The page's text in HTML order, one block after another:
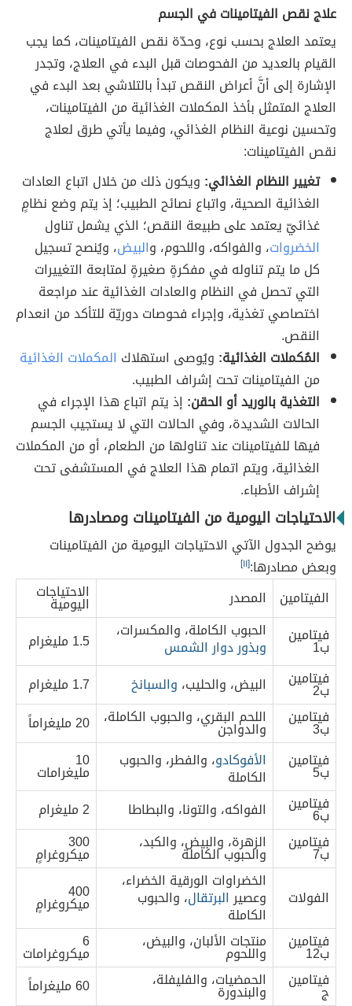
علاج نقص الفيتامينات في الجسم
يعتمد العلاج بحسب نوع، وحدّة نقص الفيتامينات، كما يجب
القيام بالعديد من الفحوصات قبل البدء في العلاج، وتجدر
الإشارة إلى أنَّ أعراض النقص تبدأ بالتلاشي بعد البدء في
العلاج المتمثل بأخذ المكملات الغذائية من الفيتامينات،
وتحسين نوعية النظام الغذائي، وفيما يأتي طرق لعلاج
نقص الفيتامينات:
تغيير النظام الغذائي: ويكون ذلك من خلال اتباع العادات
الغذائية الصحية، واتباع نصائح الطبيب؛ إذ يتم وضع نظامٍ
غذائيّ يعتمد على طبيعة النقص؛ الذي يشمل تناول
الخضروات، والفواكه، واللحوم، والبيض، ويُنصح تسجيل
كل ما يتم تناوله في مفكرةٍ صغيرةٍ لمتابعة التغييرات
التي تحصل في النظام والعادات الغذائية عند مراجعة
اختصاصي تغذية، وإجراء فحوصات دوريّة للتأكد من انعدام
النقص.
المُكملات الغذائية: ويُوصى استهلاك المكملات الغذائية
من الفيتامينات تحت إشراف الطبيب.
التغذية بالوريد أو الحقن: إذ يتم اتباع هذا الإجراء في
الحالات الشديدة، وفي الحالات التي لا يستجيب الجسم
فيها للفيتامينات عند تناولها من الطعام، أو من المكملات
الغذائية، ويتم اتمام هذا العلاج في المستشفى تحت
إشراف الأطباء.
الاحتياجات اليومية من الفيتامينات ومصادرها
يوضح الجدول الآتي الاحتياجات اليومية من الفيتامينات
وبعض مصادرها:[١١]
الفيتامين المصدر الاحتياجات
اليومية
فيتامين
ب1
الحبوب الكاملة، والمكسرات،
وبذور دوار الشمس
1.5 مليغرام
فيتامين
ب2 البيض، والحليب، والسبانخ
1.7 مليغرام
فيتامين
ب3
اللحم البقري، والحبوب الكاملة،
والدواجن
20 مليغراماً
فيتامين
ب5
الأفوكادو، والفطر، والحبوب
الكاملة
10
مليغرامات
فيتامين
ب6 الفواكه، والتونا، والبطاطا
2 مليغرام
فيتامين
ب7
الزهرة، والبيض، والكبد،
والحبوب الكاملة
300
ميكروغرامٍ
الفولات
الخضراوات الورقية الخضراء،
وعصيرالبرتقال، والحبوب
الكاملة
400
ميكروغرامٍ
فيتامين
ب12
منتجات الألبان، والبيض،
واللحوم
6
ميكروغرامات
فيتامين
ج
الحمضيات، والفليفلة،
والبندورة
60 مليغراماً